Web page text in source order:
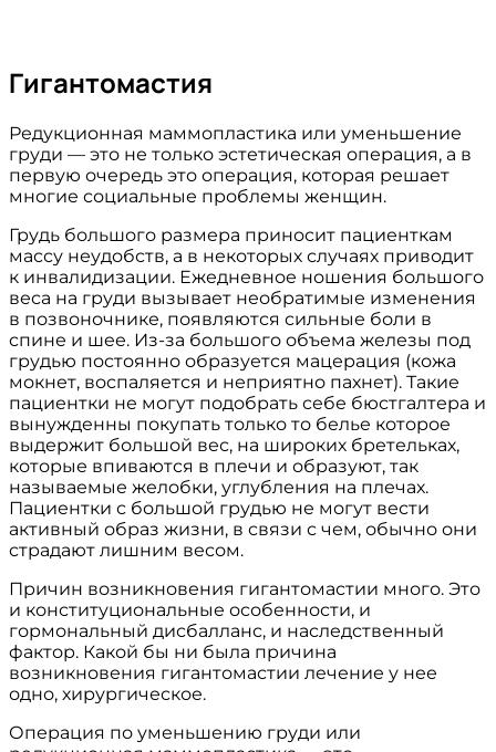
Гигантомастия
Редукционная маммопластика или уменьшение
груди — это не только эстетическая операция, а в
первую очередь это операция, которая решает
многие социальные проблемы женщин.
Грудь большого размера приносит пациенткам
массу неудобств, а в некоторых случаях приводит
к инвалидизации. Ежедневное ношения большого
веса на груди вызывает необратимые изменения
в позвоночнике, появляются сильные боли в
спине и шее. Из-за большого объема железы под
грудью постоянно образуется мацерация (кожа
мокнет, воспаляется и неприятно пахнет). Такие
пациентки не могут подобрать себе бюстгалтера и
вынужденны покупать только то белье которое
выдержит большой вес, на широких бретельках,
которые впиваются в плечи и образуют, так
называемые желобки, углубления на плечах.
Пациентки с большой грудью не могут вести
активный образ жизни, в связи с чем, обычно они
страдают лишним весом.
Причин возникновения гигантомастии много. Это
и конституциональные особенности, и
гормональный дисбалланс, и наследственный
фактор. Какой бы ни была причина
возникновения гигантомастии лечение у нее
одно, хирургическое.
Операция по уменьшению груди или